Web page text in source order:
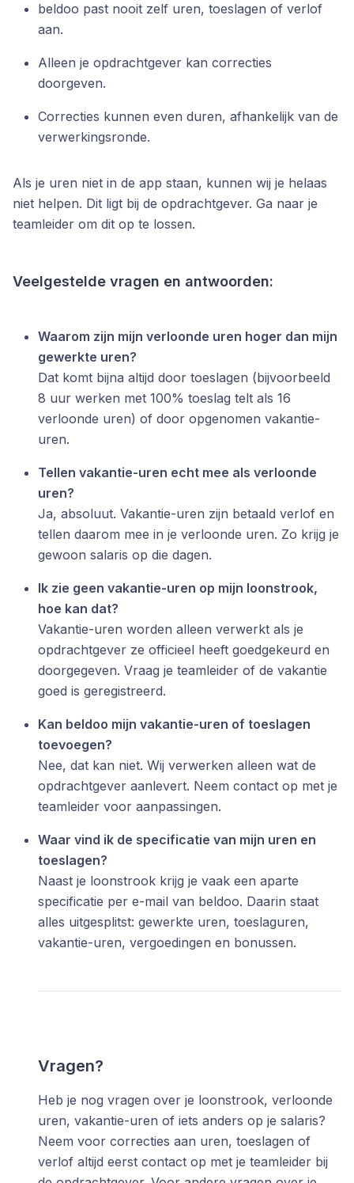
beldoo past nooit zelf uren, toeslagen of verlof
aan.
Alleen je opdrachtgever kan correcties
doorgeven.
Correcties kunnen even duren, afhankelijk van de
verwerkingsronde.
Als je uren niet in de app staan, kunnen wij je helaas
niet helpen. Dit ligt bij de opdrachtgever. Ga naar je
teamleider om dit op te lossen.
Veelgestelde vragen en antwoorden:
Waarom zijn mijn verloonde uren hoger dan mijn
gewerkte uren?
Dat komt bijna altijd door toeslagen (bijvoorbeeld
8 uur werken met 100% toeslag telt als 16
verloonde uren) of door opgenomen vakantie-
uren.
Tellen vakantie-uren echt mee als verloonde
uren?
Ja, absoluut. Vakantie-uren zijn betaald verlof en
tellen daarom mee in je verloonde uren. Zo krijg je
gewoon salaris op die dagen.
Ik zie geen vakantie-uren op mijn loonstrook,
hoe kan dat?
Vakantie-uren worden alleen verwerkt als je
opdrachtgever ze officieel heeft goedgekeurd en
doorgegeven. Vraag je teamleider of de vakantie
goed is geregistreerd.
Kan beldoo mijn vakantie-uren of toeslagen
toevoegen?
Nee, dat kan niet. Wij verwerken alleen wat de
opdrachtgever aanlevert. Neem contact op met je
teamleider voor aanpassingen.
Waar vind ik de specificatie van mijn uren en
toeslagen?
Naast je loonstrook krijg je vaak een aparte
specificatie per e-mail van beldoo. Daarin staat
alles uitgesplitst: gewerkte uren, toeslaguren,
vakantie-uren, vergoedingen en bonussen.
Vragen?
Heb je nog vragen over je loonstrook, verloonde
uren, vakantie-uren of iets anders op je salaris?
Neem voor correcties aan uren, toeslagen of
verlof altijd eerst contact op met je teamleider bij